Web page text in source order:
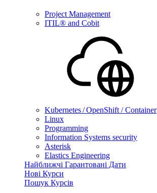
Project Management
ITIL® and Cobit
Kubernetes / OpenShift / Container
Linux
Programming
Information Systems security
Asterisk
Elastics Engineering
Найближчі Гарантовані Дати
Нові Курси
Пошук Курсів